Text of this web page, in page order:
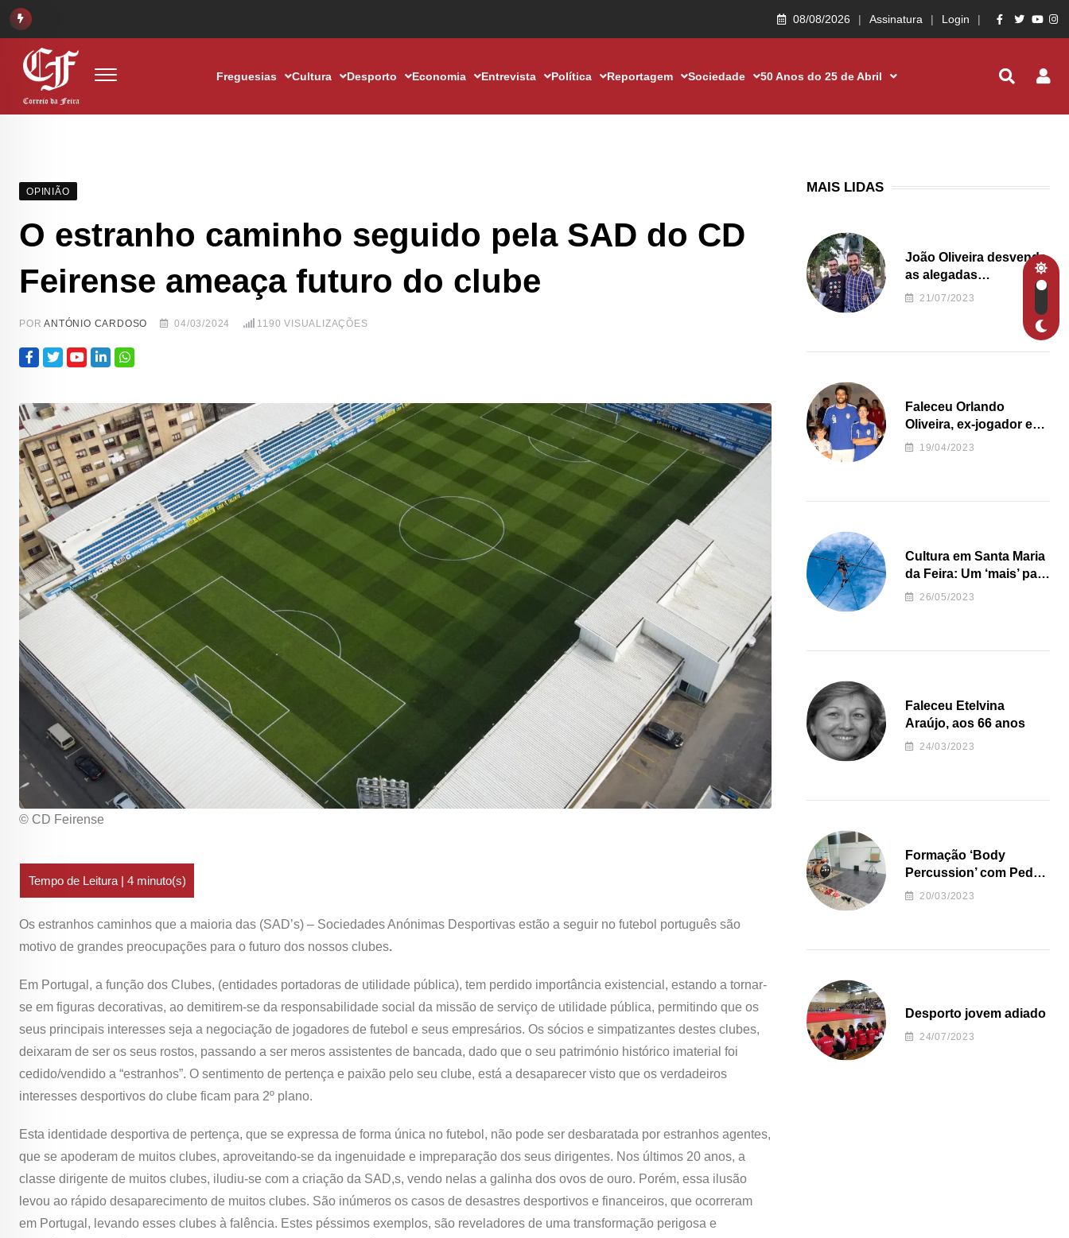
08/08/2026 Assinatura Login
Freguesias Cultura Desporto Economia Entrevista Política Reportagem Sociedade 50 Anos do 25 de Abril
OPINIÃO
O estranho caminho seguido pela SAD do CD
Feirense ameaça futuro do clube
PORANTÓNIO CARDOSO 04/03/2024 1190 VISUALIZAÇÕES
© CD Feirense
Os estranhos caminhos que a maioria das (SAD’s) – Sociedades Anónimas Desportivas estão a seguir no futebol português são
motivo de grandes preocupações para o futuro dos nossos clubes.
Em Portugal, a função dos Clubes, (entidades portadoras de utilidade pública), tem perdido importância existencial, estando a tornar-
se em figuras decorativas, ao demitirem-se da responsabilidade social da missão de serviço de utilidade pública, permitindo que os
seus principais interesses seja a negociação de jogadores de futebol e seus empresários. Os sócios e simpatizantes destes clubes,
deixaram de ser os seus rostos, passando a ser meros assistentes de bancada, dado que o seu património histórico imaterial foi
cedido/vendido a “estranhos”. O sentimento de pertença e paixão pelo seu clube, está a desaparecer visto que os verdadeiros
interesses desportivos do clube ficam para 2º plano.
Esta identidade desportiva de pertença, que se expressa de forma única no futebol, não pode ser desbaratada por estranhos agentes,
que se apoderam de muitos clubes, aproveitando-se da ingenuidade e impreparação dos seus dirigentes. Nos últimos 20 anos, a
classe dirigente de muitos clubes, iludiu-se com a criação da SAD,s, vendo nelas a galinha dos ovos de ouro. Porém, essa ilusão
levou ao rápido desaparecimento de muitos clubes. São inúmeros os casos de desastres desportivos e financeiros, que ocorreram
em Portugal, levando esses clubes à falência. Estes péssimos exemplos, são reveladores de uma transformação perigosa e
MAIS LIDAS
João Oliveira desvenda
as alegadas
irregularidades da
Junta de Freguesia S.
21/07/2023
Faleceu Orlando
Oliveira, ex-jogador e
treinador da formação
19/04/2023
Cultura em Santa Maria
da Feira: Um ‘mais’ para
o Concelho
26/05/2023
Faleceu Etelvina
Araújo, aos 66 anos
24/03/2023
Formação ‘Body
Percussion’ com Pedro
Almeida
20/03/2023
Desporto jovem adiado
24/07/2023